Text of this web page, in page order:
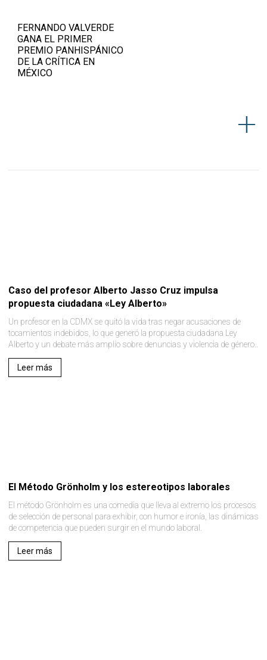
FERNANDO VALVERDE
GANA EL PRIMER
PREMIO PANHISPÁNICO
DE LA CRÍTICA EN
MÉXICO
Caso del profesor Alberto Jasso Cruz impulsa
propuesta ciudadana «Ley Alberto»
Un profesor en la CDMX se quitó la vida tras negar acusaciones de
tocamientos indebidos, lo que generó la propuesta ciudadana Ley
Alberto y un debate más amplio sobre denuncias y violencia de género..
Leer más
El Método Grönholm y los estereotipos laborales
El método Grönholm es una comedia que lleva al extremo los procesos
de selección de personal para exhibir, con humor e ironía, las dinámicas
de competencia que pueden surgir en el mundo laboral.
Leer más